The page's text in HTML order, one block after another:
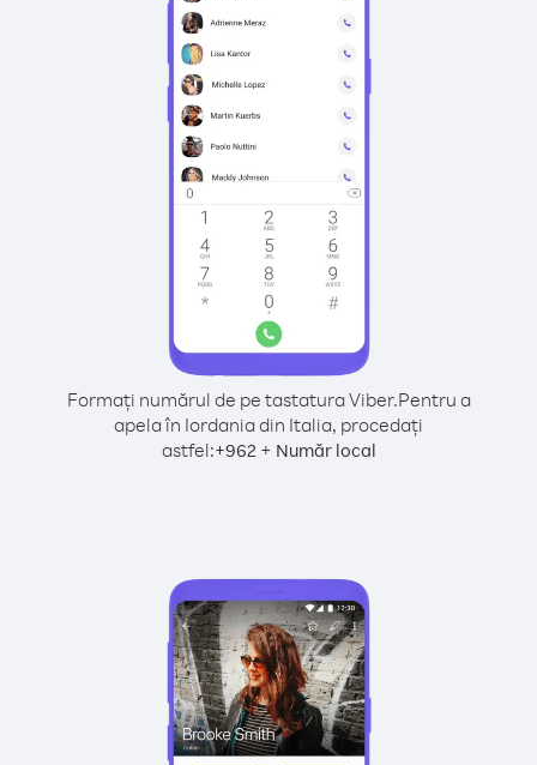
Formați numărul de pe tastatura Viber.Pentru a
apela în Iordania din Italia, procedați
astfel:+962+ Număr local